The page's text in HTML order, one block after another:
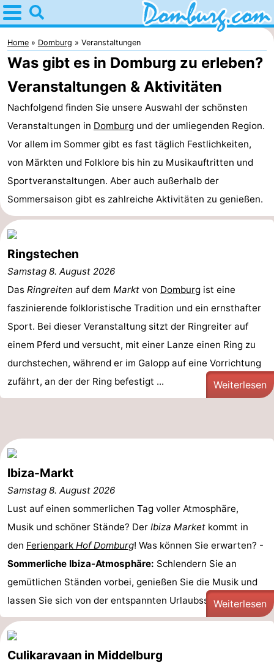
Home
Domburg
Tipps
Für
kindern
Webcam
Webcam
Webcam
Strand
Übernachten
Appartements
-
Park
-
Wijngaerde
Ferienhäuser
Buitenhof
-
Domburg
Westhove
Hotels
Zimmer
(mit
Lastminutes
Sehen
&
tun
-
Museen
-
Home Domburg Veranstaltungen
Was gibt es in Domburg zu erleben?
Veranstaltungen & Aktivitäten
Nachfolgend finden Sie unsere Auswahl der schönsten
Veranstaltungen in Domburg und der umliegenden Region.
Vor allem im Sommer gibt es fast täglich Festlichkeiten,
von Märkten und Folklore bis hin zu Musikauftritten und
Sportveranstaltungen. Aber auch außerhalb der
Sommersaison gibt es zahlreiche Aktivitäten zu genießen.
Ringstechen
Samstag 8. August 2026
Das Ringreiten auf dem Markt von Domburg ist eine
faszinierende folkloristische Tradition und ein ernsthafter
Sport. Bei dieser Veranstaltung sitzt der Ringreiter auf
einem Pferd und versucht, mit einer Lanze einen Ring zu
durchstechen, während er im Galopp auf eine Vorrichtung
zufährt, an der der Ring befestigt ...
Weiterlesen
Ibiza-Markt
Samstag 8. August 2026
Lust auf einen sommerlichen Tag voller Atmosphäre,
Musik und schöner Stände? Der Ibiza Market kommt in
den Ferienpark Hof Domburg! Was können Sie erwarten? -
Sommerliche Ibiza-Atmosphäre: Schlendern Sie an
gemütlichen Ständen vorbei, genießen Sie die Musik und
lassen Sie sich von der entspannten Urlaubsstimmung ...
Weiterlesen
Culikaravaan in Middelburg